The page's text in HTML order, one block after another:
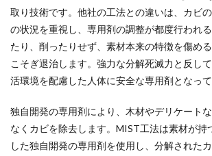
取り技術です。他社の工法との違いは、カビ
の状況を重視し、専用剤の調整が都度行われ
たり、削ったりせず、素材本来の特徴を傷め
こそぎ退治します。強力な分解死滅力と反し
活環境を配慮した人体に安全な専用剤となって
独自開発の専用剤により、木材やデリケート
なくカビを除去します。MIST工法は素材が持
した独自開発の専用剤を使用し、分解された